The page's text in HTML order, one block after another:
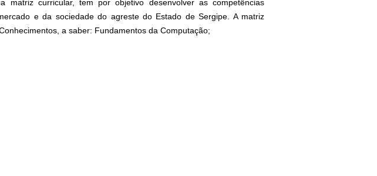
matriz curricular, tem por objetivo desenvolver as competências
e da sociedade do agreste do Estado de Sergipe. A matriz
a saber: Fundamentos da Computação;